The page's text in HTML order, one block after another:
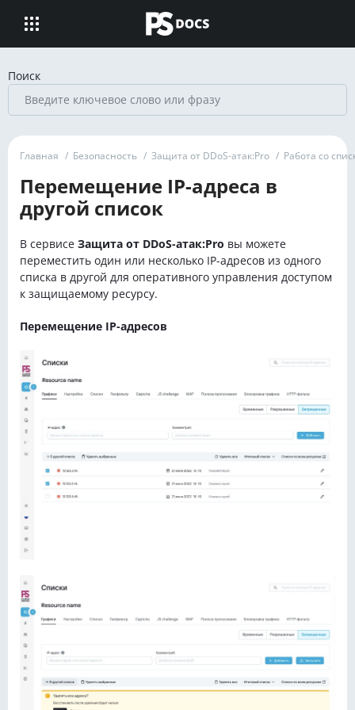
Поиск
Главная / Безопасность / Защита от DDoS-атак:Pro / Работа со
Перемещение IP-адреса в
другой список
В сервисе Защита от DDoS-атак:Pro вы можете
переместить один или несколько IP-адресов из одного
списка в другой для оперативного управления доступом
к защищаемому ресурсу.
Перемещение IP-адресов